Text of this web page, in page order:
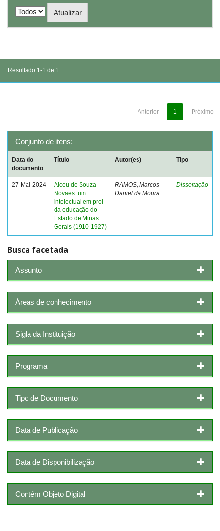
Resultado 1-1 de 1.
Anterior 1 Próximo
Conjunto de itens:
Data do
documento
Título Autor(es) Tipo
27-Mai-2024
Alceu de Souza
Novaes: um
intelectual em prol
da educação do
Estado de Minas
Gerais (1910-1927)
RAMOS, Marcos
Daniel de Moura
Dissertação
Busca facetada
Assunto
Áreas de conhecimento
Sigla da Instituição
Programa
Tipo de Documento
Data de Publicação
Data de Disponibilização
Contém Objeto Digital